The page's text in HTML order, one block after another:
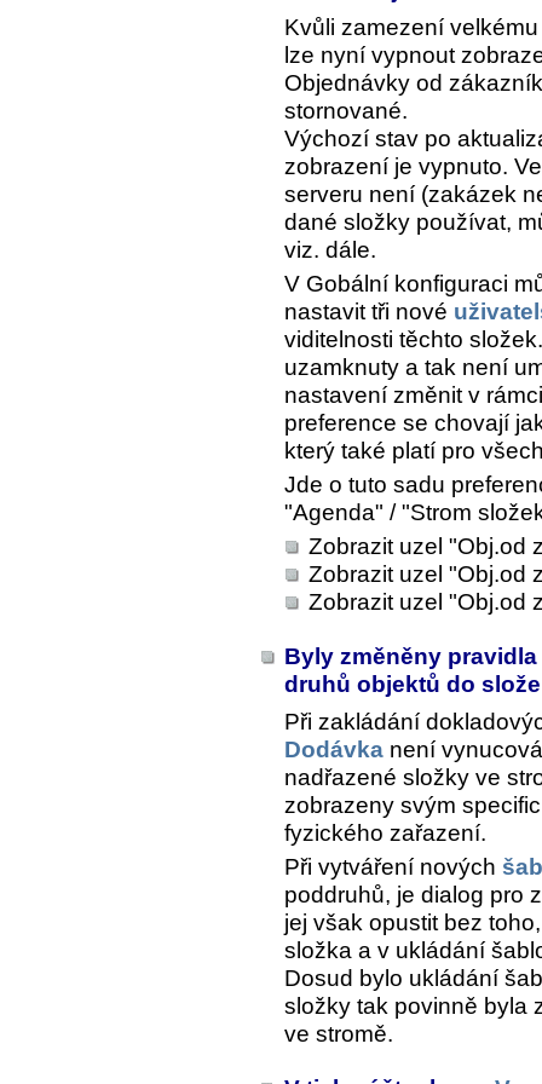
Kvůli zamezení
lze nyní vypnout
Objednávky od
stornované.
Výchozí stav po
zobrazení je vypnuto.
serveru není (zakázek
dané složky používat,
viz. dále.
V Gobální konfiguraci
nastavit tři nové
viditelnosti těchto
uzamknuty a tak není
nastavení změnit v
preference se chovají
který také platí pro
Jde o tuto sadu
"Agenda" / "Strom
Zobrazit uzel "Obj.od
Zobrazit uzel "Obj.od
Zobrazit uzel "Obj.od
Byly změněny
druhů objektů do
Při zakládání
Dodávka není
nadřazené složky ve
zobrazeny svým
fyzického zařazení.
Při vytváření nových
poddruhů, je dialog pro
jej však opustit bez
složka a v ukládání
Dosud bylo ukládání
složky tak povinně byla
ve stromě.